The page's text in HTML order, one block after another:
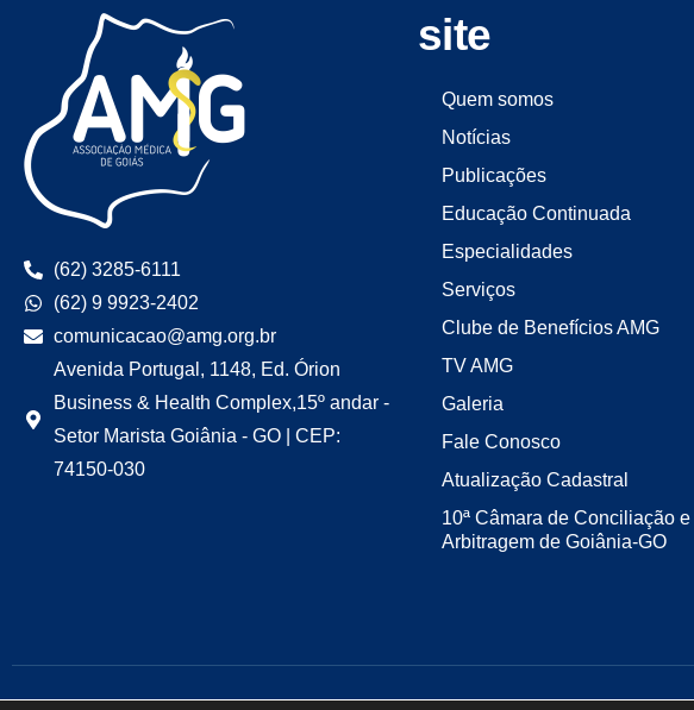
(62) 3285-6111
(62) 9 9923-2402
comunicacao@amg.org.br
Avenida Portugal, 1148, Ed. Órion
Business & Health Complex,15º andar -
Setor Marista Goiânia - GO | CEP:
74150-030
site
Quem somos
Notícias
Publicações
Educação Continuada
Especialidades
Serviços
Clube de Benefícios AMG
TV AMG
Galeria
Fale Conosco
Atualização Cadastral
10ª Câmara de Conciliação e
Arbitragem de Goiânia-GO